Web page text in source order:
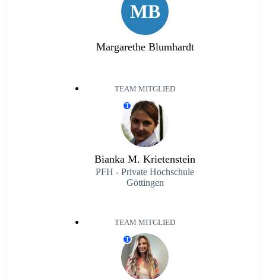
MB
Margarethe Blumhardt
TEAM MITGLIED
T
Bianka M. Krietenstein
PFH - Private Hochschule
Göttingen
TEAM MITGLIED
T